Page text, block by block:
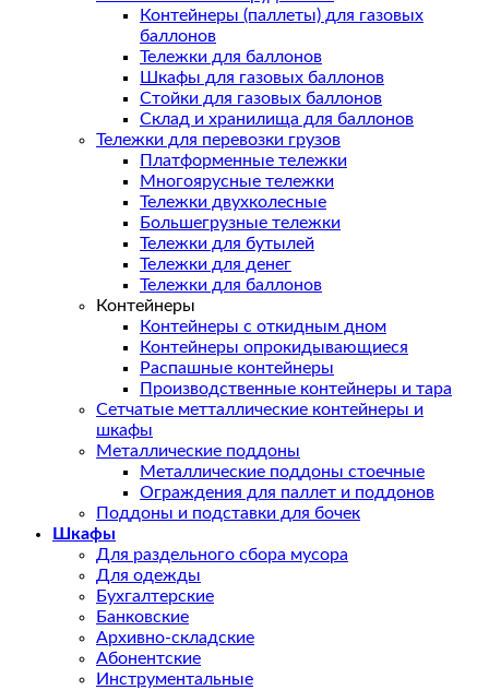
Контейнеры (паллеты) для газовых
баллонов
Тележки для баллонов
Шкафы для газовых баллонов
Стойки для газовых баллонов
Склад и хранилища для баллонов
Тележки для перевозки грузов
Платформенные тележки
Многоярусные тележки
Тележки двухколесные
Большегрузные тележки
Тележки для бутылей
Тележки для денег
Тележки для баллонов
Контейнеры
Контейнеры с откидным дном
Контейнеры опрокидывающиеся
Распашные контейнеры
Производственные контейнеры и тара
Сетчатые метталлические контейнеры и
шкафы
Металлические поддоны
Металлические поддоны стоечные
Ограждения для паллет и поддонов
Поддоны и подставки для бочек
Шкафы
Для раздельного сбора мусора
Для одежды
Бухгалтерские
Банковские
Архивно-складские
Абонентские
Инструментальные